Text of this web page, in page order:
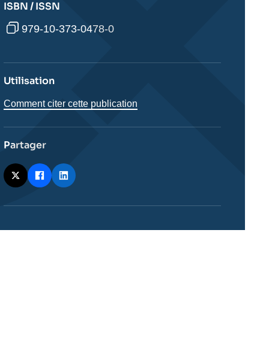
ISBN / ISSN
979-10-373-0478-0
Utilisation
Comment citer cette publication
Partager